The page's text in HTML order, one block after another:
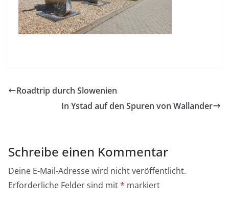
Roadtrip durch Slowenien
In Ystad auf den Spuren von Wallander
Schreibe einen Kommentar
Deine E-Mail-Adresse wird nicht veröffentlicht.
Erforderliche Felder sind mit* markiert